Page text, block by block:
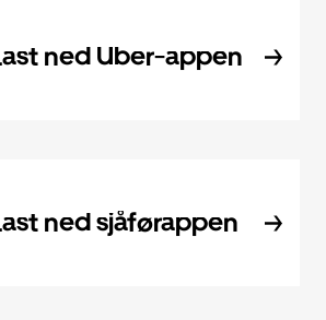
ned Uber-appen
ned sjåførappen